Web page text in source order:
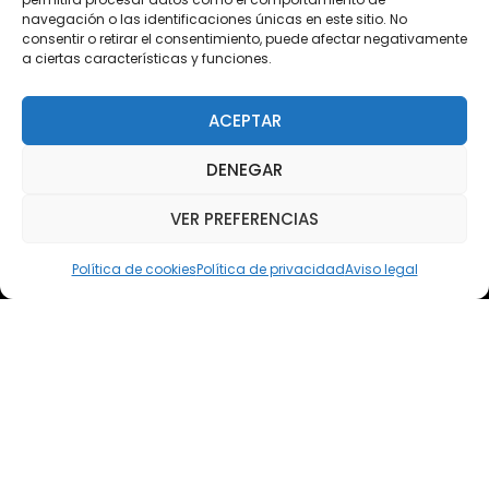
navegación o las identificaciones únicas en este sitio. No
consentir o retirar el consentimiento, puede afectar negativamente
a ciertas características y funciones.
ACEPTAR
DENEGAR
VER PREFERENCIAS
Política de cookiesPolítica de privacidadAviso legal
Teléfono: (+34) 958 455 085
Teléfono: (+34) 618 370 813